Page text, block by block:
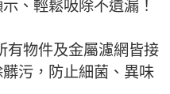
、輕鬆吸除不遺漏！
有物件及金屬濾網皆接
污，防止細菌、異味